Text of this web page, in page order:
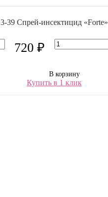
3-39 Спрей-инсектицид «Forte»
720 ₽
В корзину
Купить в 1 клик